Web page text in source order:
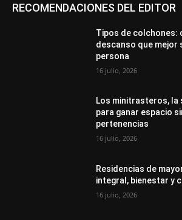
RECOMENDACIONES DEL EDITOR
Tipos de colchones:
descanso que mejor
persona
16 julio, 2026
Los minitrasteros,
para ganar espacio
pertenencias
16 julio, 2026
Residencias de
integral, bienestar y
16 julio, 2026